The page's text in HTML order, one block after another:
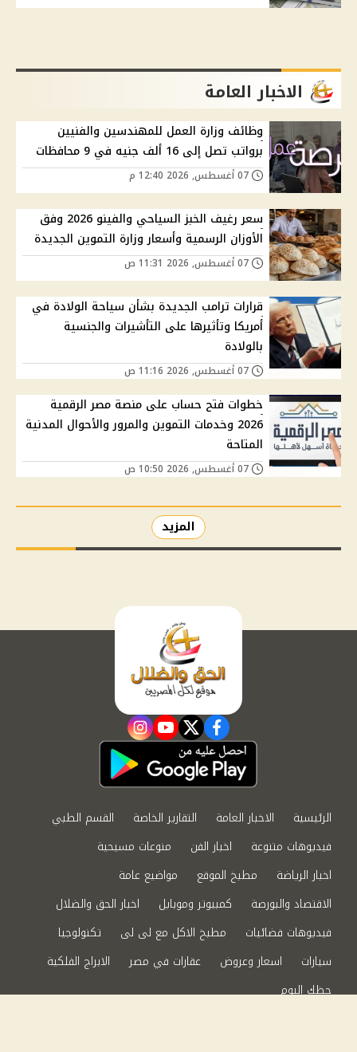
الاخبار العامة
وظائف وزارة العمل للمهندسين والفنيين
برواتب تصل إلى 16 ألف جنيه في 9 محافظات
سعر رغيف الخبز السياحي والفينو 2026 وفق
الأوزان الرسمية وأسعار وزارة التموين الجديدة
قرارات ترامب الجديدة بشأن سياحة الولادة في
أمريكا وتأثيرها على التأشيرات والجنسية
بالولادة
خطوات فتح حساب على منصة مصر الرقمية
2026 وخدمات التموين والمرور والأحوال المدنية
المتاحة
المزيد
facebook
twitter
youtube
instagram
الرئيسية الاخبار العامة التقارير الخاصة
القسم الطبي
فيديوهات متنوعة
اخبار الفن
منوعات مسيحية
اخبار الرياضة
مطبخ الموقع
مواضيع عامة
الاقتصاد والبورصة
كمبيوتر وموبايل
اخبار الحق والضلال
فيديوهات فضائيات
مطبخ الاكل مع لى لى
تكنولوجيا
سيارات
اسعار وعروض عقارات في مصر
الابراج الفلكية
حظك اليوم